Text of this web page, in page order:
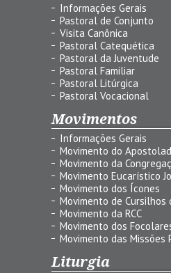
Informações Gerais
Pastoral de Conjunto
Visita Canônica
Pastoral Catequética
Pastoral da Juventude
Pastoral Familiar
Pastoral Litúrgica
Pastoral Vocacional
Movimentos
Informações Gerais
Movimento do
Movimento da
Movimento Eucarístico
Movimento dos Ícones
Movimento de Cursilhos
Movimento da RCC
Movimento dos
Movimento das Missões
Liturgia